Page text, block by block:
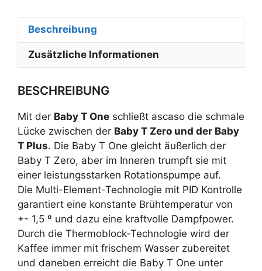
Beschreibung
Zusätzliche Informationen
BESCHREIBUNG
Mit der Baby T One schließt ascaso die schmale
Lücke zwischen der Baby T Zero und der Baby
T Plus. Die Baby T One gleicht äußerlich der
Baby T Zero, aber im Inneren trumpft sie mit
einer leistungsstarken Rotationspumpe auf.
Die Multi-Element-Technologie mit PID Kontrolle
garantiert eine konstante Brühtemperatur von
+- 1,5 º und dazu eine kraftvolle Dampfpower.
Durch die Thermoblock-Technologie wird der
Kaffee immer mit frischem Wasser zubereitet
und daneben erreicht die Baby T One unter